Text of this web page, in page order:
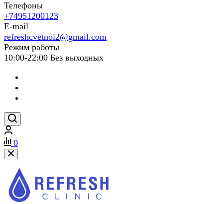
Телефоны
+74951200123
E-mail
refreshcvetnoi2@gmail.com
Режим работы
10:00-22:00 Без выходных
0